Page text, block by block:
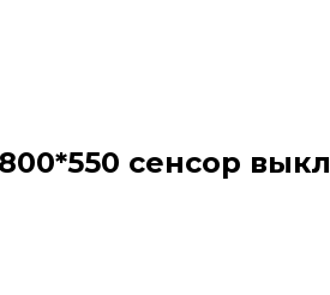
сенсор выкл